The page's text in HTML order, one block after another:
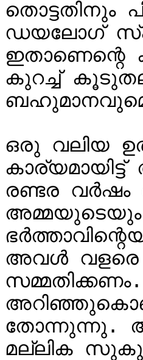
തൊട്ടതിനും
ഡയലോഗ്
ഇതാണെന്റെ
കുറച്ച്
ഒരു വലിയ
രണ്ടര
അവൾ വളരെ
തോന്നുന്നു.
മല്ലിക